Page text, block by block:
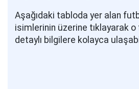
Aşağıdaki tabloda yer alan
isimlerinin üzerine tıklayarak
detaylı bilgilere kolayca